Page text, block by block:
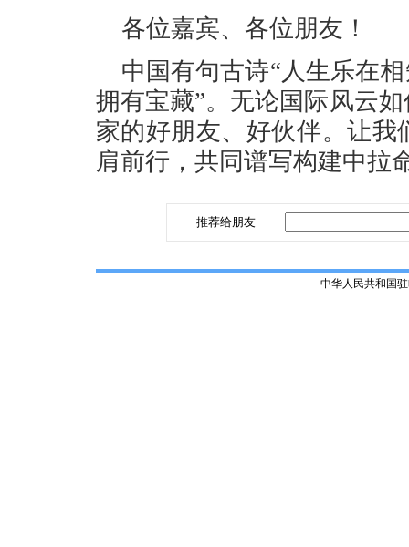
各位嘉宾、各位朋友！
中国有句古诗“人生乐在
拥有宝藏”。无论国际风云
家的好朋友、好伙伴。让
肩前行，共同谱写构建中拉
推荐给朋友
中华人民共和国